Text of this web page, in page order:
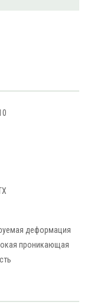
деформация
проникающая